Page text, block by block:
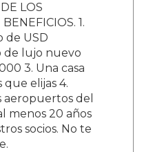
LOS
1.
de USD
de lujo nuevo
3. Una casa
elijas 4.
aeropuertos del
menos 20 años
socios. No te